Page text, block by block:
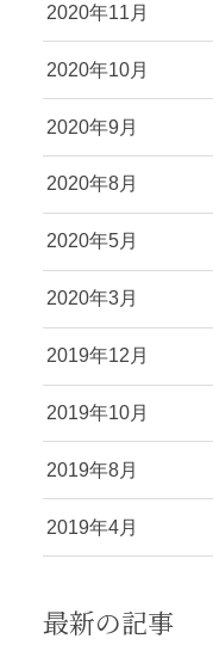
2020年11月
2020年10月
2020年9月
2020年8月
2020年5月
2020年3月
2019年12月
2019年10月
2019年8月
2019年4月
最新の記事